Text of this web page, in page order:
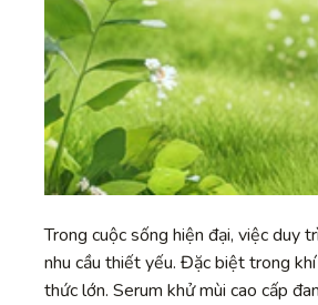
Trong cuộc sống hiện đại, việc duy
nhu cầu thiết yếu. Đặc biệt trong
thức lớn. Serum khử mùi cao cấp